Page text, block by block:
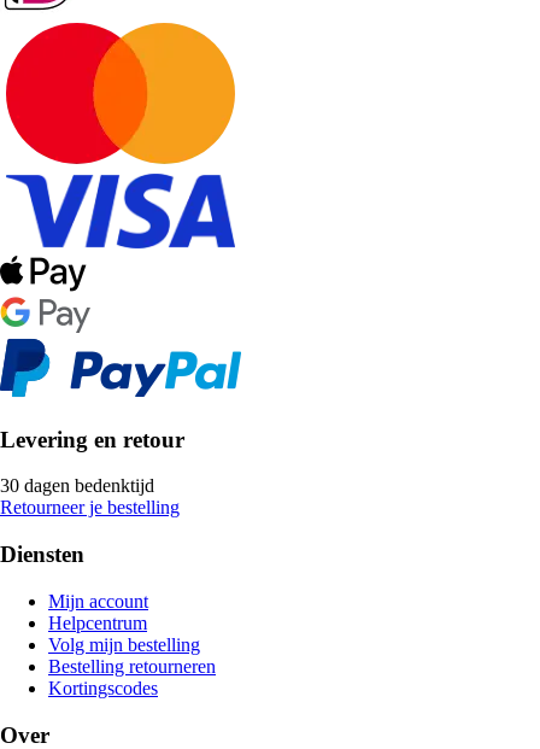
Levering en retour
30 dagen bedenktijd
Retourneer je bestelling
Diensten
Mijn account
Helpcentrum
Volg mijn bestelling
Bestelling retourneren
Kortingscodes
Over